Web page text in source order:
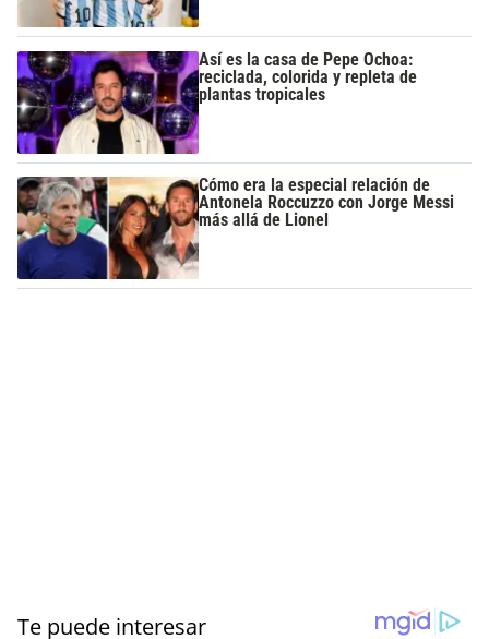
Así es la casa de Pepe Ochoa:
reciclada, colorida y repleta de
plantas tropicales
Cómo era la especial relación de
Antonela Roccuzzo con Jorge Messi
más allá de Lionel